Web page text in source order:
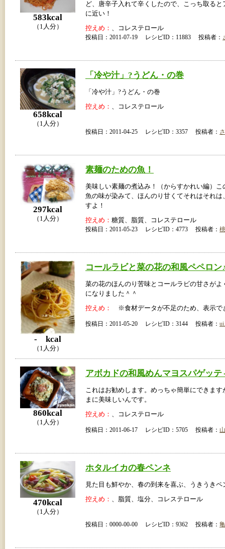
583kcal
（1人分）
ど、唐辛子入れて辛くしたので、こっち取ると
に近い！
控えめ： 、コレステロール
投稿日：2011-07-19 レシピID：11883 投稿者：
658kcal
（1人分）
「冷や汁」?うどん・の巻
「冷や汁」?うどん・の巻
控えめ： 、コレステロール
投稿日：2011-04-25 レシピID：3357 投稿者：
297kcal
（1人分）
素麺のための魚！
美味しい素麺の煮込み！（からすかれい編）こ
魚の味が染みて、ほんのり甘くてそれはそれは
すよ！
控えめ： 糖質、脂質、コレステロール
投稿日：2011-05-23 レシピID：4773 投稿者：
- kcal
（1人分）
コールラビと菜の花の和風ペペロン
菜の花のほんのり苦味とコールラビの甘さがよ
になりました＾＾
控えめ： ※食材データが不足のため、表示で
投稿日：2011-05-20 レシピID：3144 投稿者：
860kcal
（1人分）
アボカドの和風めんマヨスパゲッテ
これはお勧めします。めっちゃ簡単にできます
まに美味しいんです。
控えめ： 、コレステロール
投稿日：2011-06-17 レシピID：5705 投稿者：
470kcal
（1人分）
ホタルイカの春ペンネ
見た目も鮮やか、春の到来を喜ぶ、うきうきペ
控えめ： 、脂質、塩分、コレステロール
投稿日：0000-00-00 レシピID：9362 投稿者：